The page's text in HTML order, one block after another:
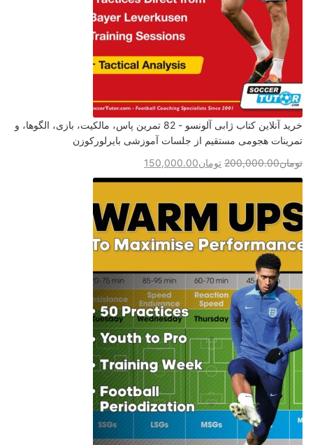
خرید آنلاین کتاب ژابی آلونسو - 82 تمرین پاس، مالکیت، بازی، الگوها، و
تمرینات هجومی مستقیم از جلسات آموزشی بایرلورکوزن
تومان200,000.00 تومان150,000.00